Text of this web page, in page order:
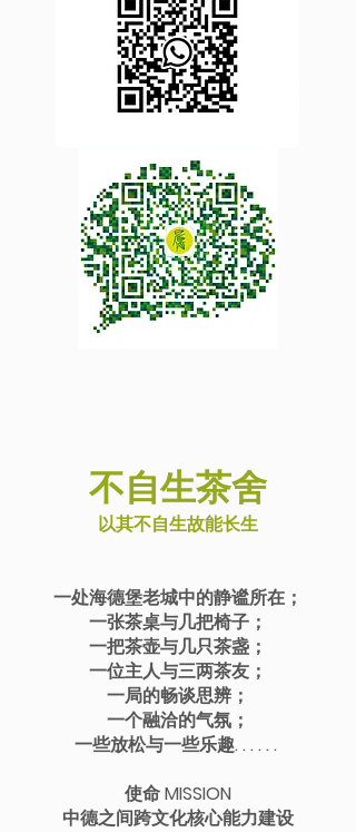
不自生茶舍
以其不自生故能长生
一处海德堡老城中的静谧所在；
一张茶桌与几把椅子；
一把茶壶与几只茶盏；
一位主人与三两茶友；
一局的畅谈思辨；
一个融洽的气氛；
一些放松与一些乐趣. . . . . .
使命 MISSION
中德之间跨文化核心能力建设